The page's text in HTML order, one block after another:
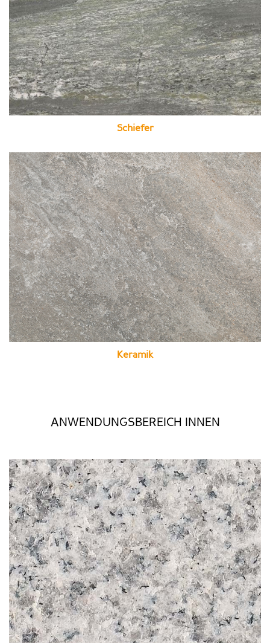
Schiefer
Keramik
ANWENDUNGSBEREICH INNEN